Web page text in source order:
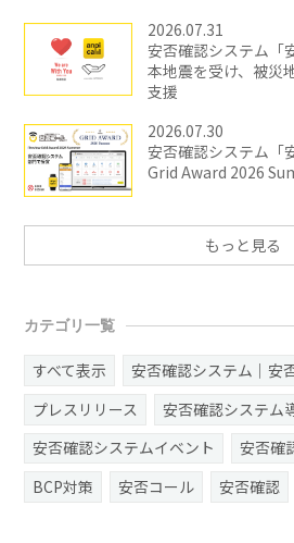
2026.07.31
安否確認システム「
本地震を受け、被災
支援
2026.07.30
安否確認システム「
Grid Award 2026
もっと見る
カテゴリ一覧
すべて表示
安否確認システム｜安
プレスリリース
安否確認システム
安否確認システムイベント
安否確
BCP対策
安否コール 安否確認